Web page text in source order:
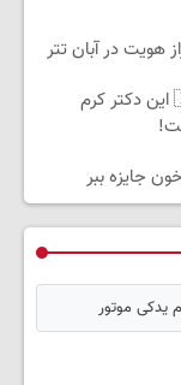
برای اولین بار در ایران🇮🇷 این دکتر کرم
جایزه ببر
یدکی موتور